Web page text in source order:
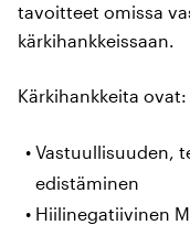
tavoitteet omissa
kärkihankkeissaan.
Kärkihankkeita ovat:
Vastuullisuuden,
edistäminen
Hiilinegatiivinen